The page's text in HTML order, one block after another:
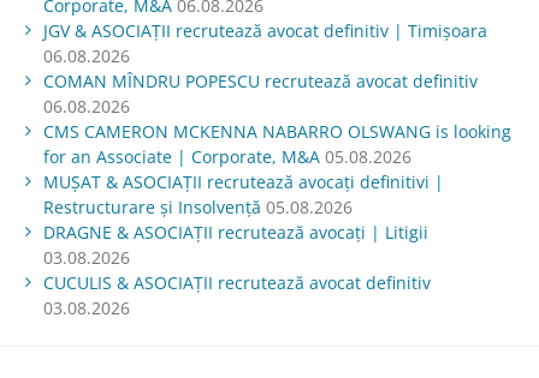
Corporate, M&A 06.08.2026
JGV & ASOCIAŢII recrutează avocat definitiv | Timișoara
06.08.2026
COMAN MÎNDRU POPESCU recrutează avocat definitiv
06.08.2026
CMS CAMERON MCKENNA NABARRO OLSWANG is looking
for an Associate | Corporate, M&A 05.08.2026
MUŞAT & ASOCIAŢII recrutează avocați definitivi |
Restructurare și Insolvență 05.08.2026
DRAGNE & ASOCIAȚII recrutează avocați | Litigii
03.08.2026
CUCULIS & ASOCIAȚII recrutează avocat definitiv
03.08.2026